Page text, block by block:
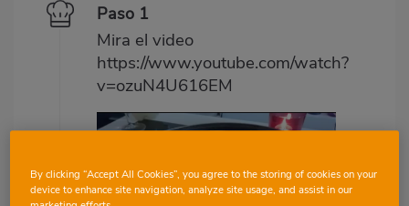
Paso 1
Mira el video
https://www.youtube.com/watch?
v=ozuN4U616EM
By clicking “Accept All Cookies”, you agree to the storing of cookies on your
device to enhance site navigation, analyze site usage, and assist in our